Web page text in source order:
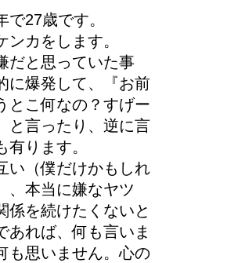
で27歳です。
ンカをします。
だと思っていた事
に爆発して、『お前
とこ何なの？すげー
と言ったり、逆に言
有ります。
い（僕だけかもしれ
、本当に嫌なヤツ
係を続けたくないと
あれば、何も言いま
も思いません。心の